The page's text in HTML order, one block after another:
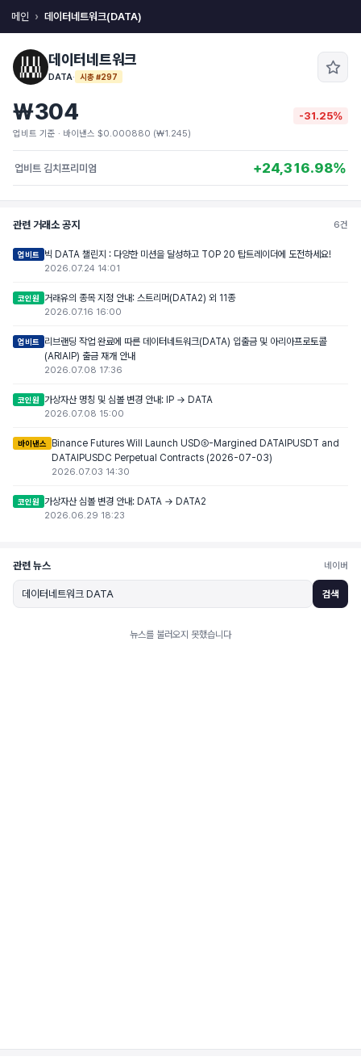
메인 데이터네트워크(DATA)
데이터네트워크
DATA· 시총 #297
₩304 -31.25%
업비트 기준 · 바이낸스 $0.000880 (₩1.245)
업비트 김치프리미엄 +24,316.98%
관련 거래소 공지 6건
업비트 빅 DATA 챌린지 : 다양한 미션을 달성하고 TOP 20 탑트레이더에 도전하세요!
2026.07.24 14:01
코인원 거래유의 종목 지정 안내: 스트리머(DATA2) 외 11종
2026.07.16 16:00
업비트
리브랜딩 작업 완료에 따른 데이터네트워크(DATA) 입출금 및 아리아프로토콜
(ARIAIP) 출금 재개 안내
2026.07.08 17:36
코인원 가상자산 명칭 및 심볼 변경 안내: IP → DATA
2026.07.08 15:00
바이낸스
Binance Futures Will Launch USDⓈ-Margined DATAIPUSDT and
DATAIPUSDC Perpetual Contracts (2026-07-03)
2026.07.03 14:30
코인원 가상자산 심볼 변경 안내: DATA → DATA2
2026.06.29 18:23
관련 뉴스 네이버
검색
뉴스를 불러오지 못했습니다